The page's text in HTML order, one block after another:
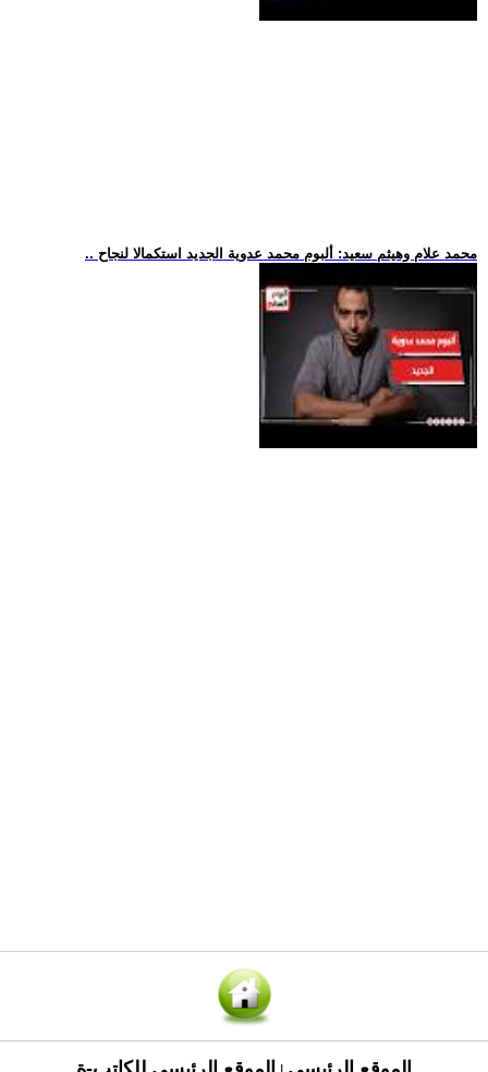
.. محمد علام وهيثم سعيد: ألبوم محمد عدوية الجديد استكمالا لنجاح